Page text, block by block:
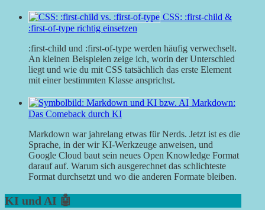
CSS: :first-child &
:first-of-type richtig einsetzen
:first-child und :first-of-type werden häufig verwechselt.
An kleinen Beispielen zeige ich, worin der Unterschied
liegt und wie du mit CSS tatsächlich das erste Element
mit einer bestimmten Klasse ansprichst.
Markdown:
Das Comeback durch KI
Markdown war jahrelang etwas für Nerds. Jetzt ist es die
Sprache, in der wir KI-Werkzeuge anweisen, und
Google Cloud baut sein neues Open Knowledge Format
darauf auf. Warum sich ausgerechnet das schlichteste
Format durchsetzt und wo die anderen Formate bleiben.
KI und AI 🤖